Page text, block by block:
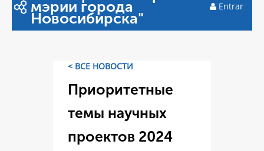
мэрии города
Новосибирска"
Entrar
< ВСЕ НОВОСТИ
Приоритетные
темы научных
проектов 2024